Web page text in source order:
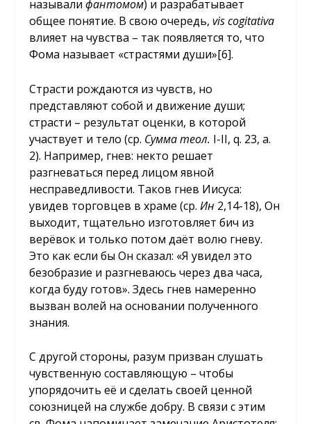
называлифантомом) и разрабатывает
общее понятие. В свою очередь,vis cogitativa
влияет на чувства – так появляется то, что
Фома называет «страстями души»[6].
Страсти рождаются из чувств, но
представляют собой и движение души;
страсти – результат оценки, в которой
участвует и тело (ср. Сумма теол. I-II, q. 23, a.
2). Например, гнев: некто решает
разгневаться перед лицом явной
несправедливости. Таков гнев Иисуса:
увидев торговцев в храме (ср.Ин 2,14-18), Он
выходит, тщательно изготовляет бич из
верёвок и только потом даёт волю гневу.
Это как если бы Он сказал: «Я увидел это
безобразие и разгневаюсь через два часа,
когда буду готов». Здесь гнев намеренно
вызван волей на основании полученного
знания.
С другой стороны, разум призван слушать
чувственную составляющую – чтобы
упорядочить её и сделать своей ценной
союзницей на службе добру. В связи с этим